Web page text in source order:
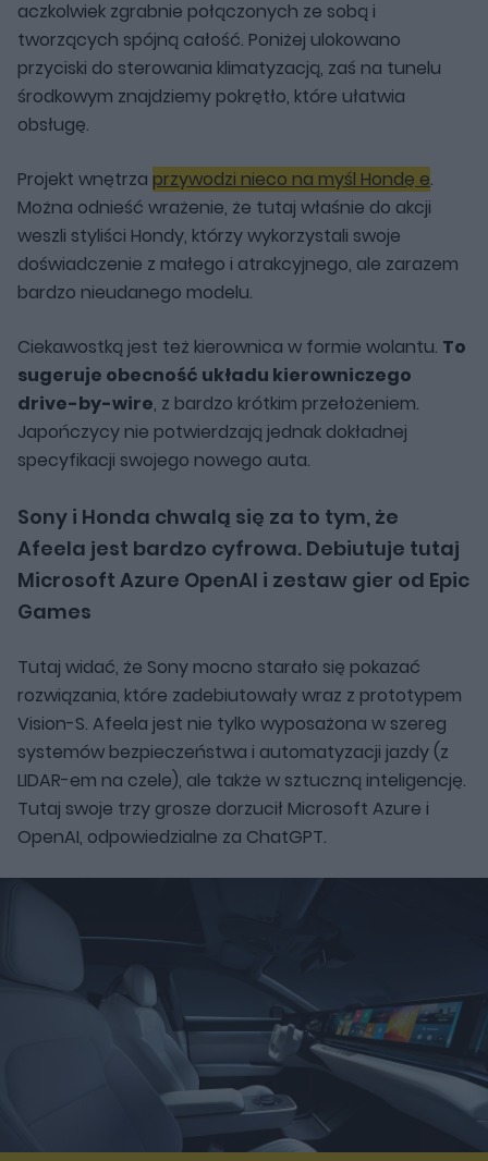
aczkolwiek zgrabnie połączonych ze sobą i
tworzących spójną całość. Poniżej ulokowano
przyciski do sterowania klimatyzacją, zaś na tunelu
środkowym znajdziemy pokrętło, które ułatwia
obsługę.
Projekt wnętrza przywodzi nieco na myśl Hondę e.
Można odnieść wrażenie, że tutaj właśnie do akcji
weszli styliści Hondy, którzy wykorzystali swoje
doświadczenie z małego i atrakcyjnego, ale zarazem
bardzo nieudanego modelu.
Ciekawostką jest też kierownica w formie wolantu. To
sugeruje obecność układu kierowniczego
drive-by-wire, z bardzo krótkim przełożeniem.
Japończycy nie potwierdzają jednak dokładnej
specyfikacji swojego nowego auta.
Sony i Honda chwalą się za to tym, że
Afeela jest bardzo cyfrowa. Debiutuje tutaj
Microsoft Azure OpenAI i zestaw gier od Epic
Games
Tutaj widać, że Sony mocno starało się pokazać
rozwiązania, które zadebiutowały wraz z prototypem
Vision-S. Afeela jest nie tylko wyposażona w szereg
systemów bezpieczeństwa i automatyzacji jazdy (z
LIDAR-em na czele), ale także w sztuczną inteligencję.
Tutaj swoje trzy grosze dorzucił Microsoft Azure i
OpenAI, odpowiedzialne za ChatGPT.